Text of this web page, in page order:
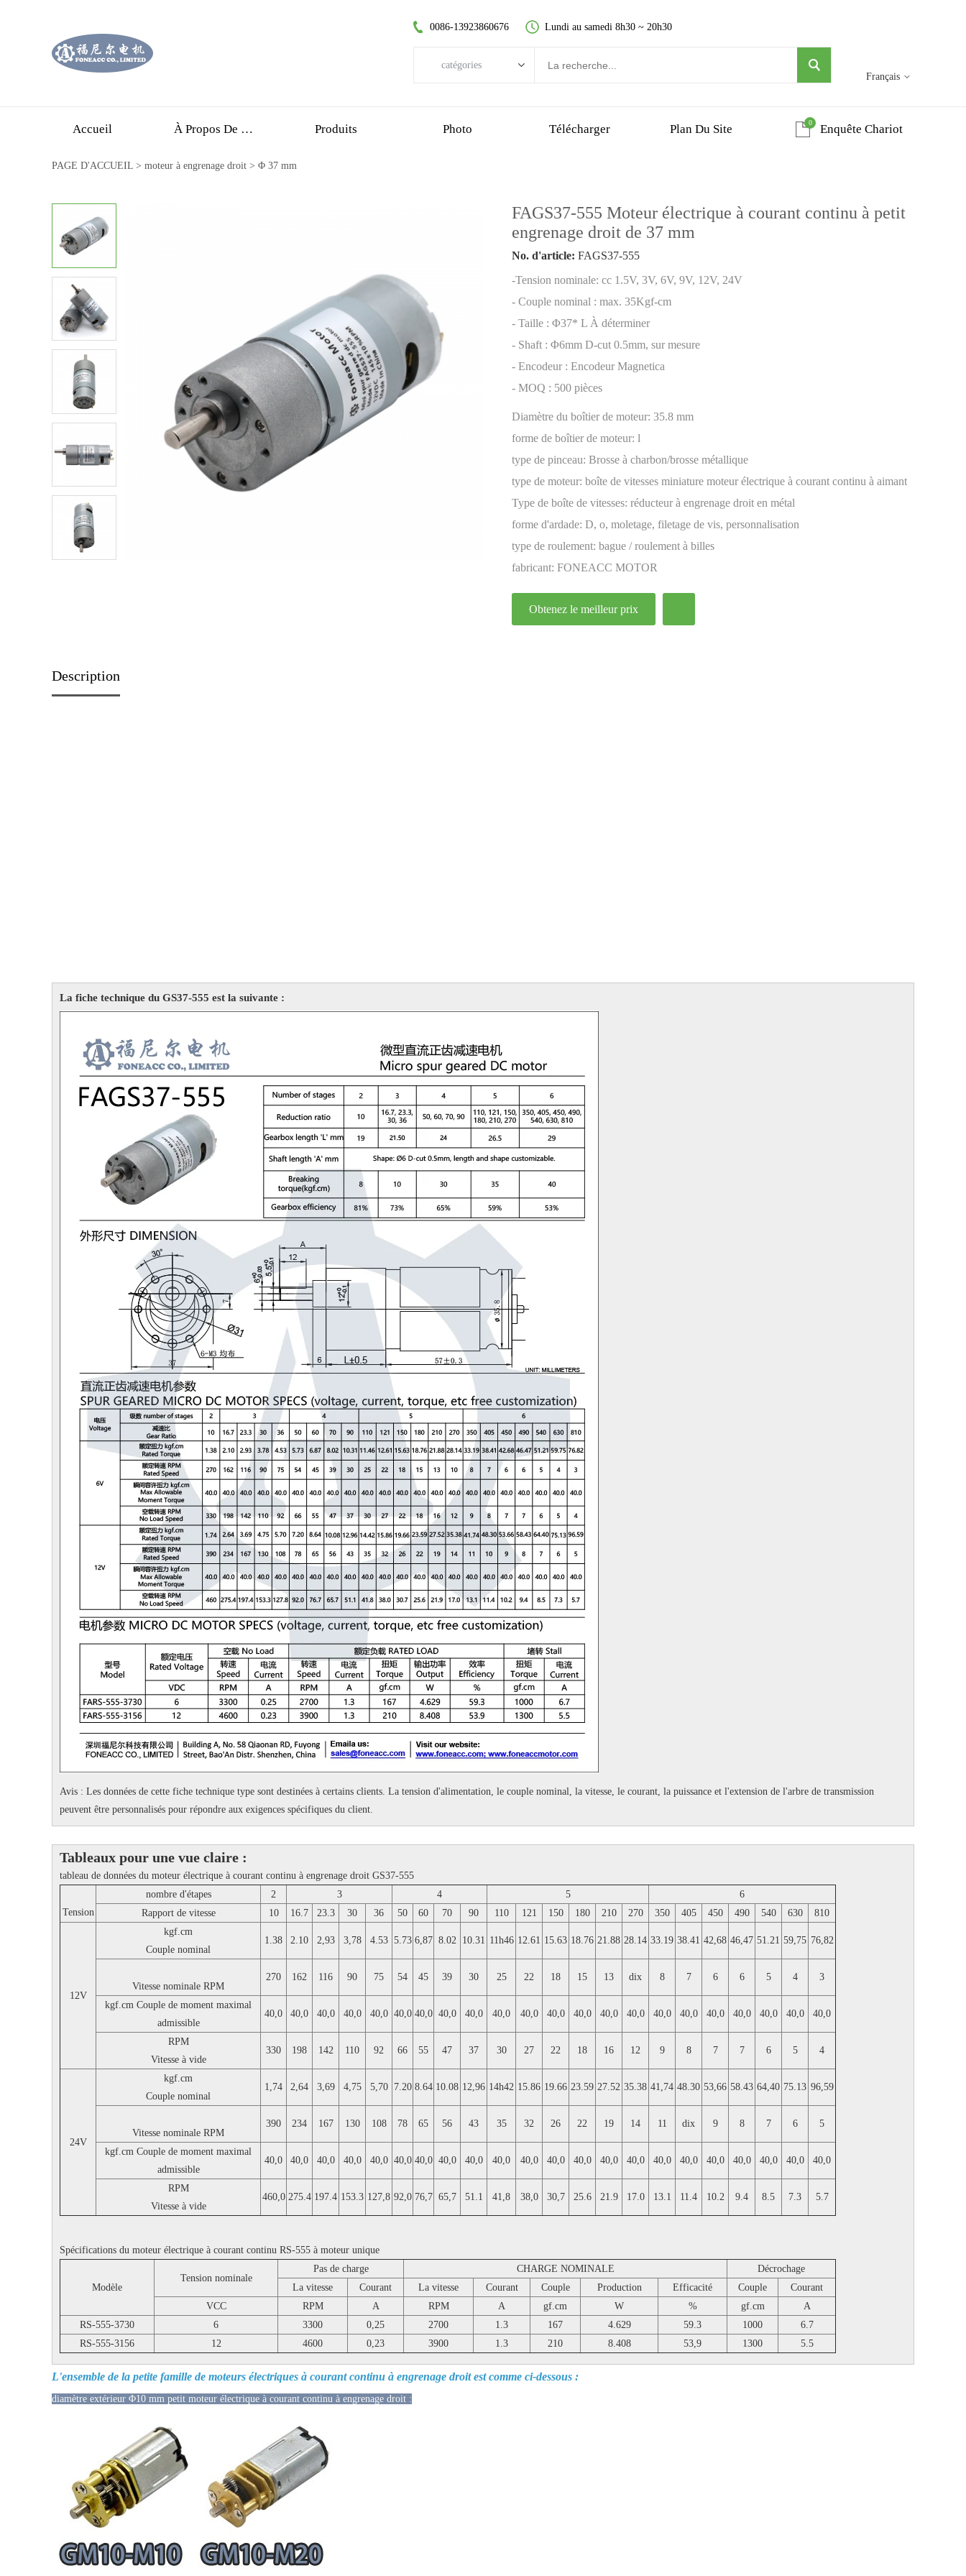
Français
0086-13923860676 Lundi au samedi 8h30 ~ 20h30
catégories
moteur sans balai sans noyau
motoréducteur à vis sans fin
encodeur
Accueil À Propos De Nous Produits Photo Télécharger Plan Du Site Enquête Chariot
0
PAGE D'ACCUEIL > moteur à engrenage droit > Φ 37 mm
FAGS37-555 Moteur électrique à courant continu à petit
engrenage droit de 37 mm
No. d'article: FAGS37-555
-Tension nominale: cc 1.5V, 3V, 6V, 9V, 12V, 24V
- Couple nominal : max. 35Kgf-cm
- Taille : Φ37* L À déterminer
- Shaft : Φ6mm D-cut 0.5mm, sur mesure
- Encodeur : Encodeur Magnetica
- MOQ : 500 pièces
Diamètre du boîtier de moteur: 35.8 mm
forme de boîtier de moteur: l
type de pinceau: Brosse à charbon/brosse métallique
type de moteur: boîte de vitesses miniature moteur électrique à courant continu à aimant
permanent
Type de boîte de vitesses: réducteur à engrenage droit en métal
forme d'ardade: D, o, moletage, filetage de vis, personnalisation
type de roulement: bague / roulement à billes
fabricant: FONEACC MOTOR
Obtenez le meilleur prix
Description
La fiche technique du GS37-555 est la suivante :
Avis : Les données de cette fiche technique type sont destinées à certains clients. La tension d'alimentation, le couple nominal, la vitesse, le courant, la puissance et l'extension de l'arbre de transmission
peuvent être personnalisés pour répondre aux exigences spécifiques du client.
Tableaux pour une vue claire :
tableau de données du moteur électrique à courant continu à engrenage droit GS37-555
Tension
nombre d'étapes 2 3 4 5
6
Rapport de vitesse
10 16.7 23.3 30 36 50 60 70 90 110 121 150 180 210 270 350 405 450 490 540 630 810
12V
kgf.cm
Couple nominal
1.38 2.10 2,93 3,78 4.53 5.73 6,87 8.02 10.31 11h46 12.61 15.63 18.76 21.88 28.14 33.19 38.41 42,68 46,47 51.21 59,75 76,82
Vitesse nominale RPM
270 162 116 90 75 54 45 39 30 25 22 18 15 13 dix 8 7 6 6 5 4 3
kgf.cm Couple de moment maximal
admissible
40,0 40,0 40,0 40,0 40,0 40,0 40,0 40,0 40,0 40,0 40,0 40,0 40,0 40,0 40,0 40,0 40,0 40,0 40,0 40,0 40,0 40,0
RPM
Vitesse à vide
330 198 142 110 92 66 55 47 37 30 27 22 18 16 12 9 8 7 7 6 5 4
24V
kgf.cm
Couple nominal
1,74 2,64 3,69 4,75 5,70 7.20 8.64 10.08 12,96 14h42 15.86 19.66 23.59 27.52 35.38 41,74 48.30 53,66 58.43 64,40 75.13 96,59
Vitesse nominale RPM
390 234 167 130 108 78 65 56 43 35 32 26 22 19 14 11 dix 9 8 7 6 5
kgf.cm Couple de moment maximal
admissible
40,0 40,0 40,0 40,0 40,0 40,0 40,0 40,0 40,0 40,0 40,0 40,0 40,0 40,0 40,0 40,0 40,0 40,0 40,0 40,0 40,0 40,0
RPM
Vitesse à vide
460,0 275.4 197.4 153.3 127,8 92,0 76,7 65,7 51.1 41,8 38,0 30,7 25.6 21.9 17.0 13.1 11.4 10.2 9.4 8.5 7.3 5.7
Spécifications du moteur électrique à courant continu RS-555 à moteur unique
Modèle
Tension nominale
Pas de charge CHARGE NOMINALE
Décrochage
La vitesse
Courant La vitesse Courant Couple Production Efficacité Couple
Courant
VCC
RPM A RPM A gf.cm W % gf.cm
A
RS-555-3730
6 3300 0,25 2700 1.3 167 4.629 59.3 1000
6.7
RS-555-3156
12 4600 0,23 3900 1.3 210 8.408 53,9 1300 5.5
L'ensemble de la petite famille de moteurs électriques à courant continu à engrenage droit est comme ci-dessous :
diamètre extérieur Φ10 mm petit moteur électrique à courant continu à engrenage droit :